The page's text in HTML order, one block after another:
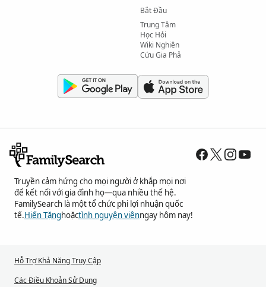
Bắt Đầu
Trung Tâm
Học Hỏi
Wiki Nghiên
Cứu Gia Phả
Truyền cảm hứng cho mọi người ở khắp mọi nơi
để kết nối với gia đình họ—qua nhiều thế hệ.
FamilySearch là một tổ chức phi lợi nhuận quốc
tế.Hiến Tặnghoặctình nguyện viênngay hôm nay!
Hỗ Trợ Khả Năng Truy Cập
Các Điều Khoản Sử Dụng